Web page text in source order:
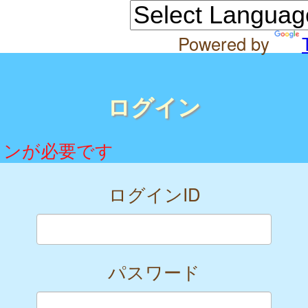
Powered by
ログイン
が必要です
ログインID
パスワード